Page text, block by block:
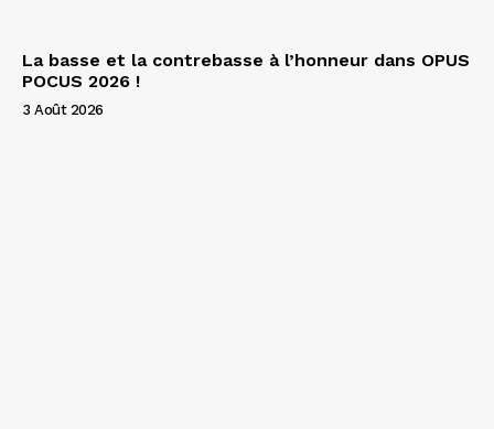
La basse et la contrebasse à l’honneur dans OPUS
POCUS 2026 !
3 Août 2026